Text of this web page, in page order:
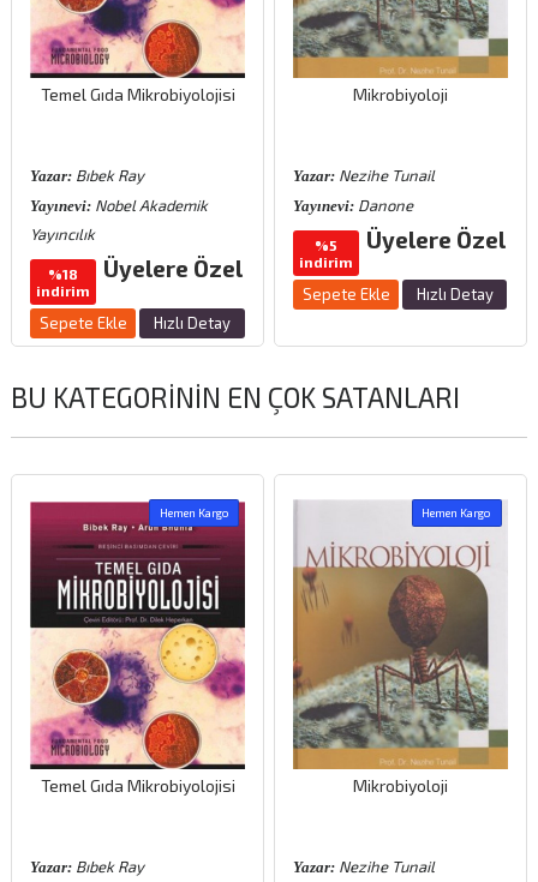
Temel Gıda Mikrobiyolojisi
Yazar: Bıbek Ray
Yayınevi: Nobel Akademik
Yayıncılık
%18
indirim
Üyelere Özel
Sepete Ekle Hızlı Detay
Mikrobiyoloji
Yazar: Nezihe Tunail
Yayınevi: Danone
%5
indirim
Üyelere Özel
Sepete Ekle Hızlı Detay
BU KATEGORININ EN ÇOK SATANLARI
Hemen Kargo
Temel Gıda Mikrobiyolojisi
Yazar: Bıbek Ray
Hemen Kargo
Mikrobiyoloji
Yazar: Nezihe Tunail